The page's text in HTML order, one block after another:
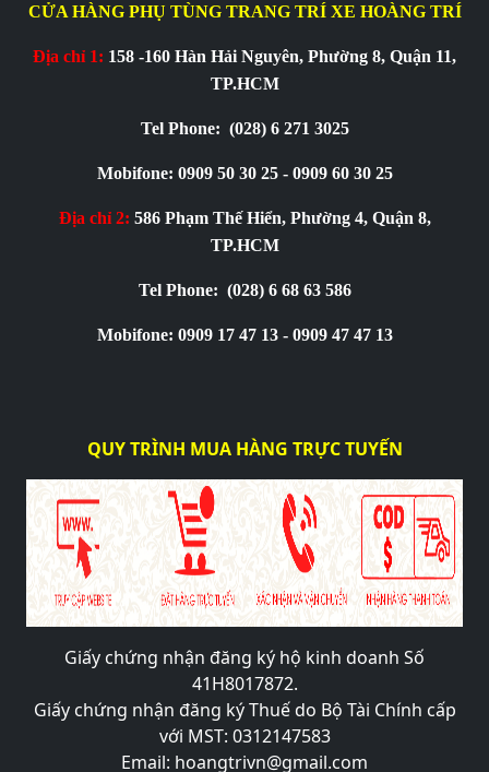
CỬA HÀNG PHỤ TÙNG TRANG TRÍ XE HOÀNG TRÍ
Địa chỉ 1: 158 -160 Hàn Hải Nguyên, Phường 8, Quận 11,
TP.HCM
Tel Phone: (028) 6 271 3025
Mobifone: 0909 50 30 25 - 0909 60 30 25
Địa chỉ 2: 586 Phạm Thế Hiển, Phường 4, Quận 8,
TP.HCM
Tel Phone: (028) 6 68 63 586
Mobifone: 0909 17 47 13 - 0909 47 47 13
QUY TRÌNH MUA HÀNG TRỰC TUYẾN
Giấy chứng nhận đăng ký hộ kinh doanh Số
41H8017872.
Giấy chứng nhận đăng ký Thuế do Bộ Tài Chính cấp
với MST: 0312147583
Email: hoangtrivn@gmail.com